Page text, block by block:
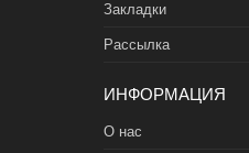
Закладки
Рассылка
ИНФОРМАЦИЯ
О нас